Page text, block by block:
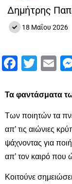
Δημήτρης
18 Μαΐου 2026
Τα φαντάσματα
Των ποιητών τα
απ’ τις αιώνιες
ψάχνοντας για
απ’ τον καιρό που
Κοιτούνε